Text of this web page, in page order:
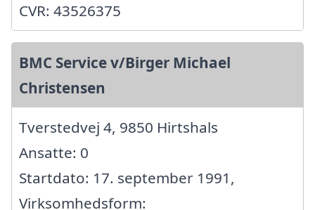
CVR: 43526375
BMC Service v/Birger Michael
Christensen
Tverstedvej 4, 9850 Hirtshals
Ansatte: 0
Startdato: 17. september 1991,
Virksomhedsform: